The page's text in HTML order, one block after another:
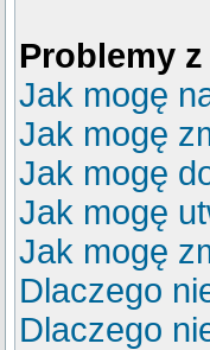
Problemy
Jak mogę
Jak mogę
Jak mogę
Jak mogę
Jak mogę
Dlaczego
Dlaczego